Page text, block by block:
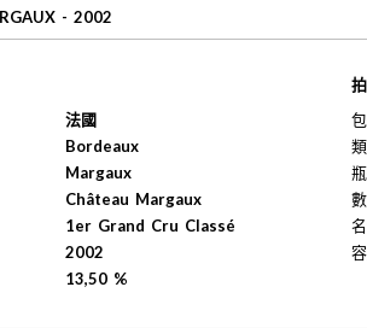
- 2002
法國
Bordeaux
Margaux
Château Margaux
1er Grand Cru Classé
2002
13,50 %